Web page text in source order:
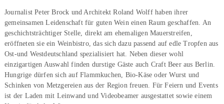
Journalist Peter Brock und Architekt Roland Wolff haben ihrer
gemeinsamen Leidenschaft für guten Wein einen Raum geschaffen. An
geschichtsträchtiger Stelle, direkt am ehemaligen Mauerstreifen,
eröffneten sie ein Weinbistro, das sich dazu passend auf edle Tropfen aus
Ost-und Westdeutschland spezialisiert hat. Neben dieser wohl
einzigartigen Auswahl finden durstige Gäste auch Craft Beer aus Berlin.
Hungrige dürfen sich auf Flammkuchen, Bio-Käse oder Wurst und
Schinken von Metzgereien aus der Region freuen. Für Feiern und Events
ist der Laden mit Leinwand und Videobeamer ausgestattet sowie einem